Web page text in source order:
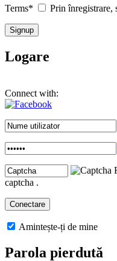
Terms* Prin înregistrare,
Logare
Connect with:
captcha .
Amintește-ți de mine
Parola pierdută